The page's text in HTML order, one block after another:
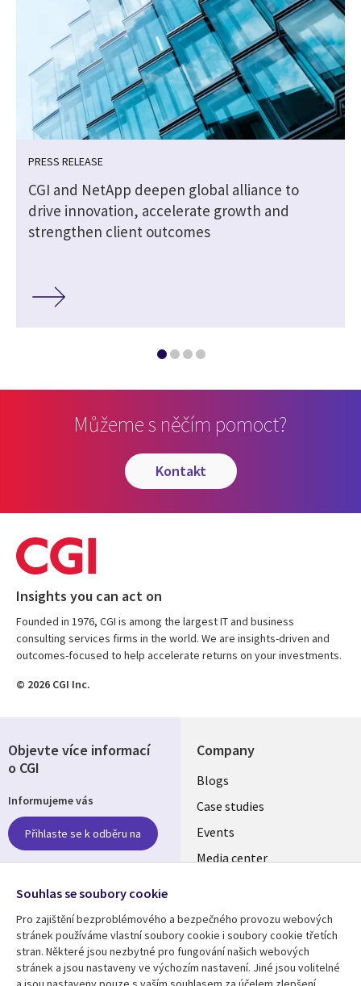
PRESS RELEASE
CGI and NetApp deepen global alliance to
drive innovation, accelerate growth and
strengthen client outcomes
Můžeme s něčím pomoct?
kontakt
Insights you can act on
Founded in 1976, CGI is among the largest IT and business
consulting services firms in the world. We are insights-driven and
outcomes-focused to help accelerate returns on your investments.
© 2026 CGI Inc.
Company
Useful
links
CZECH
REPUBLIC
Blogs
Case studies
Events
Media center
Objevte více informací
o CGI
Informujeme vás
Přihlaste se k odběru na
Follow us
Social
Media
CZECH
REPUBLIC
Souhlas se soubory cookie
Pro zajištění bezproblémového a bezpečného provozu webových
stránek používáme vlastní soubory cookie i soubory cookie třetích
stran. Některé jsou nezbytné pro fungování našich webových
stránek a jsou nastaveny ve výchozím nastavení. Jiné jsou volitelné